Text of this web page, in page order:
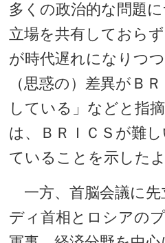
多くの政治的な問題
立場を共有しておら
が時代遅れになりつ
（思惑の）差異がＢ
している」などと指
は、ＢＲＩＣＳが難
ていることを示したよ
一方、首脳会議に先
ディ首相とロシアの